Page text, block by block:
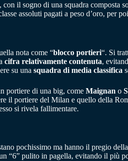
il sogno di una squadra composta
assoluti pagati a peso d’oro, per
nota come “blocco portieri“. Si
cifra relativamente contenuta,
su una squadra di media classifica
portiere di una big, come Maignan o
il portiere del Milan e quello della
si rivela fallimentare.
pochissimo ma hanno il pregio
“6” pulito in pagella, evitando il più